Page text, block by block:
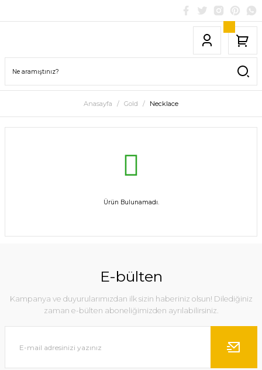
Anasayfa Gold Necklace
Ürün Bulunamadı.
E-bülten
Kampanya ve duyurularımızdan ilk sizin haberiniz olsun! Dilediğiniz
zaman e-bülten aboneliğimizden ayrılabilirsiniz.